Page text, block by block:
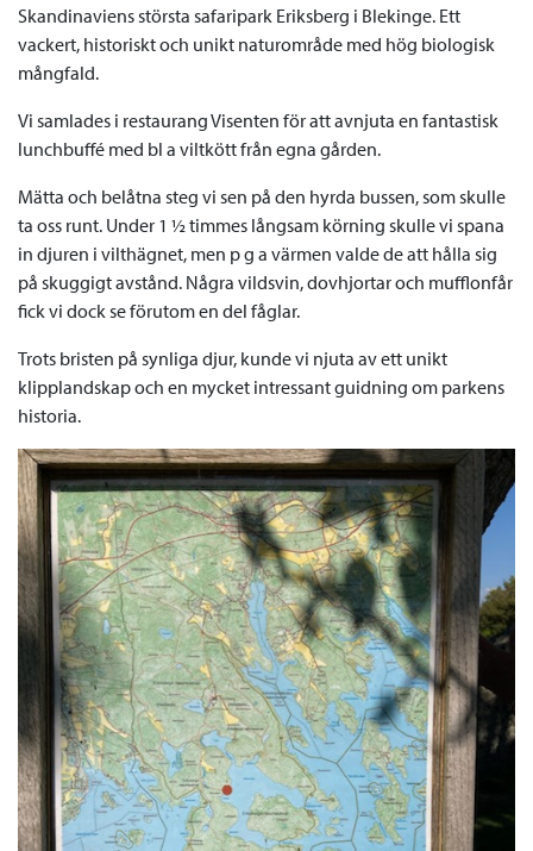
Skandinaviens största safaripark Eriksberg i Blekinge. Ett
vackert, historiskt och unikt naturområde med hög biologisk
mångfald.
Vi samlades i restaurang Visenten för att avnjuta en fantastisk
lunchbuffé med bl a viltkött från egna gården.
Mätta och belåtna steg vi sen på den hyrda bussen, som skulle
ta oss runt. Under 1 ½ timmes långsam körning skulle vi spana
in djuren i vilthägnet, men p g a värmen valde de att hålla sig
på skuggigt avstånd. Några vildsvin, dovhjortar och mufflonfår
fick vi dock se förutom en del fåglar.
Trots bristen på synliga djur, kunde vi njuta av ett unikt
klipplandskap och en mycket intressant guidning om parkens
historia.